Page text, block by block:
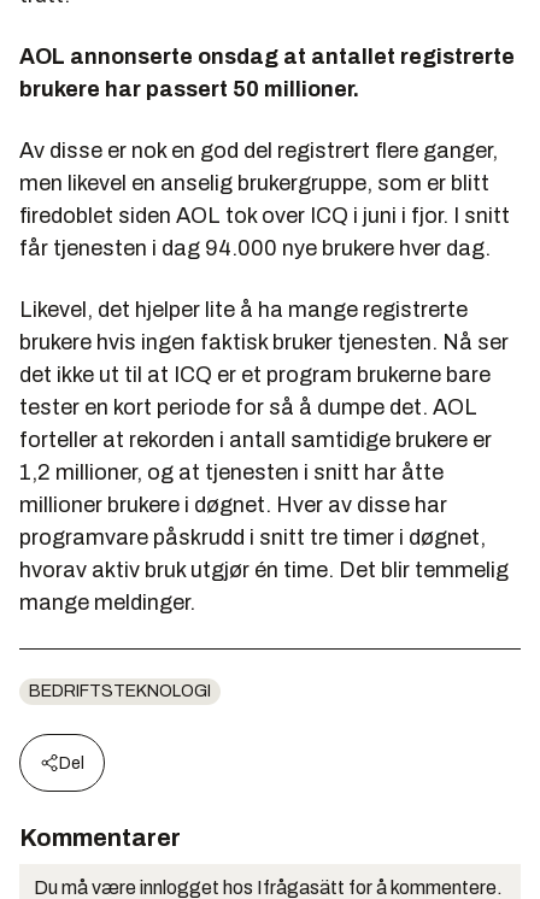
AOL annonserte onsdag at antallet registrerte
brukere har passert 50 millioner.
Av disse er nok en god del registrert flere ganger,
men likevel en anselig brukergruppe, som er blitt
firedoblet siden AOL tok over ICQ i juni i fjor. I snitt
får tjenesten i dag 94.000 nye brukere hver dag.
Likevel, det hjelper lite å ha mange registrerte
brukere hvis ingen faktisk bruker tjenesten. Nå ser
det ikke ut til at ICQ er et program brukerne bare
tester en kort periode for så å dumpe det. AOL
forteller at rekorden i antall samtidige brukere er
1,2 millioner, og at tjenesten i snitt har åtte
millioner brukere i døgnet. Hver av disse har
programvare påskrudd i snitt tre timer i døgnet,
hvorav aktiv bruk utgjør én time. Det blir temmelig
mange meldinger.
BEDRIFTSTEKNOLOGI
Del
Kommentarer
Du må være innlogget hos Ifrågasätt for å kommentere.